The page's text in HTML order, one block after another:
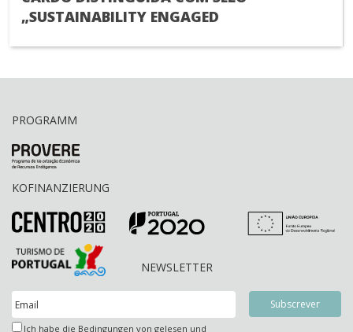
„SUSTAINABILITY ENGAGED
PROGRAMM
KOFINANZIERUNG
NEWSLETTER
Ich habe die Bedingungen von gelesen und